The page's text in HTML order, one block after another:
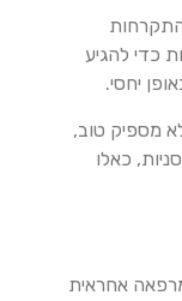
כדי להגיע
יחסי.
מספיק טוב,
כאלו
אחראית